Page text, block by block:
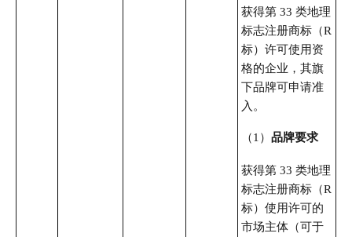
获得第 33 类地理
标志注册商标（R
标）许可使用资
格的企业，其旗
下品牌可申请准
入。
（1） 品牌要求
获得第 33 类地理
标志注册商标（R
标）使用许可的
市场主体（可于